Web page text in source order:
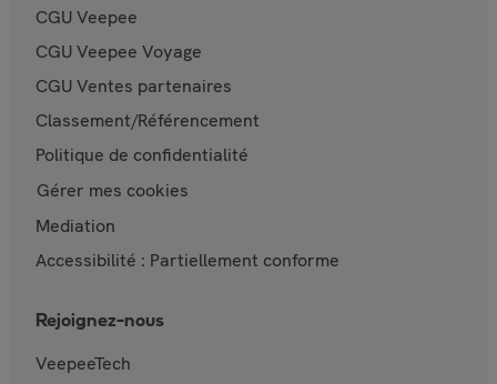
CGU Veepee
CGU Veepee Voyage
CGU Ventes partenaires
Classement/Référencement
Politique de confidentialité
Gérer mes cookies
Mediation
Accessibilité : Partiellement conforme
Rejoignez-nous
VeepeeTech